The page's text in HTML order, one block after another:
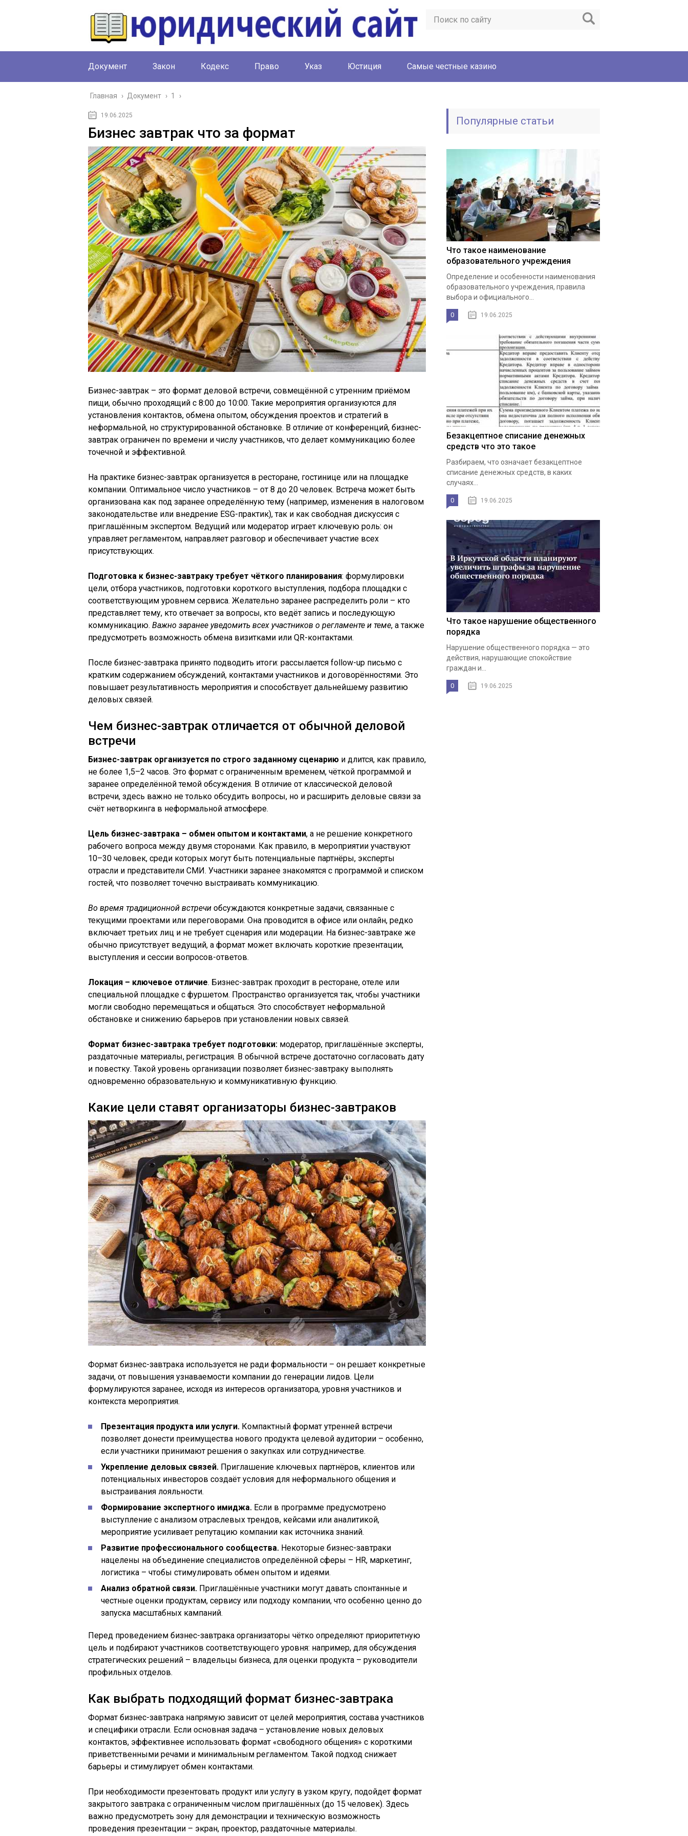
Документ Закон Кодекс Право Указ Юстиция Cамые честные казино
Главная › Документ › 1 ›
19.06.2025
Бизнес завтрак что за формат
Бизнес-завтрак – это формат деловой встречи, совмещённой с утренним приёмом
пищи, обычно проходящий с 8:00 до 10:00. Такие мероприятия организуются для
установления контактов, обмена опытом, обсуждения проектов и стратегий в
неформальной, но структурированной обстановке. В отличие от конференций, бизнес-
завтрак ограничен по времени и числу участников, что делает коммуникацию более
точечной и эффективной.
На практике бизнес-завтрак организуется в ресторане, гостинице или на площадке
компании. Оптимальное число участников – от 8 до 20 человек. Встреча может быть
организована как под заранее определённую тему (например, изменения в налоговом
законодательстве или внедрение ESG-практик), так и как свободная дискуссия с
приглашённым экспертом. Ведущий или модератор играет ключевую роль: он
управляет регламентом, направляет разговор и обеспечивает участие всех
присутствующих.
Подготовка к бизнес-завтраку требует чёткого планирования: формулировки
цели, отбора участников, подготовки короткого выступления, подбора площадки с
соответствующим уровнем сервиса. Желательно заранее распределить роли – кто
представляет тему, кто отвечает за вопросы, кто ведёт запись и последующую
коммуникацию. Важно заранее уведомить всех участников о регламенте и теме, а также
предусмотреть возможность обмена визитками или QR-контактами.
После бизнес-завтрака принято подводить итоги: рассылается follow-up письмо с
кратким содержанием обсуждений, контактами участников и договорённостями. Это
повышает результативность мероприятия и способствует дальнейшему развитию
деловых связей.
Чем бизнес-завтрак отличается от обычной деловой
встречи
Бизнес-завтрак организуется по строго заданному сценарию и длится, как правило,
не более 1,5–2 часов. Это формат с ограниченным временем, чёткой программой и
заранее определённой темой обсуждения. В отличие от классической деловой
встречи, здесь важно не только обсудить вопросы, но и расширить деловые связи за
счёт нетворкинга в неформальной атмосфере.
Цель бизнес-завтрака – обмен опытом и контактами, а не решение конкретного
рабочего вопроса между двумя сторонами. Как правило, в мероприятии участвуют
10–30 человек, среди которых могут быть потенциальные партнёры, эксперты
отрасли и представители СМИ. Участники заранее знакомятся с программой и списком
гостей, что позволяет точечно выстраивать коммуникацию.
Во время традиционной встречи обсуждаются конкретные задачи, связанные с
текущими проектами или переговорами. Она проводится в офисе или онлайн, редко
включает третьих лиц и не требует сценария или модерации. На бизнес-завтраке же
обычно присутствует ведущий, а формат может включать короткие презентации,
выступления и сессии вопросов-ответов.
Локация – ключевое отличие. Бизнес-завтрак проходит в ресторане, отеле или
специальной площадке с фуршетом. Пространство организуется так, чтобы участники
могли свободно перемещаться и общаться. Это способствует неформальной
обстановке и снижению барьеров при установлении новых связей.
Формат бизнес-завтрака требует подготовки: модератор, приглашённые эксперты,
раздаточные материалы, регистрация. В обычной встрече достаточно согласовать дату
и повестку. Такой уровень организации позволяет бизнес-завтраку выполнять
одновременно образовательную и коммуникативную функцию.
Какие цели ставят организаторы бизнес-завтраков
Формат бизнес-завтрака используется не ради формальности – он решает конкретные
задачи, от повышения узнаваемости компании до генерации лидов. Цели
формулируются заранее, исходя из интересов организатора, уровня участников и
контекста мероприятия.
Презентация продукта или услуги. Компактный формат утренней встречи
позволяет донести преимущества нового продукта целевой аудитории – особенно,
если участники принимают решения о закупках или сотрудничестве.
Укрепление деловых связей. Приглашение ключевых партнёров, клиентов или
потенциальных инвесторов создаёт условия для неформального общения и
выстраивания лояльности.
Формирование экспертного имиджа. Если в программе предусмотрено
выступление с анализом отраслевых трендов, кейсами или аналитикой,
мероприятие усиливает репутацию компании как источника знаний.
Развитие профессионального сообщества. Некоторые бизнес-завтраки
нацелены на объединение специалистов определённой сферы – HR, маркетинг,
логистика – чтобы стимулировать обмен опытом и идеями.
Анализ обратной связи. Приглашённые участники могут давать спонтанные и
честные оценки продуктам, сервису или подходу компании, что особенно ценно до
запуска масштабных кампаний.
Перед проведением бизнес-завтрака организаторы чётко определяют приоритетную
цель и подбирают участников соответствующего уровня: например, для обсуждения
стратегических решений – владельцы бизнеса, для оценки продукта – руководители
профильных отделов.
Как выбрать подходящий формат бизнес-завтрака
Формат бизнес-завтрака напрямую зависит от целей мероприятия, состава участников
и специфики отрасли. Если основная задача – установление новых деловых
контактов, эффективнее использовать формат «свободного общения» с короткими
приветственными речами и минимальным регламентом. Такой подход снижает
барьеры и стимулирует обмен контактами.
При необходимости презентовать продукт или услугу в узком кругу, подойдет формат
закрытого завтрака с ограниченным числом приглашённых (до 15 человек). Здесь
важно предусмотреть зону для демонстрации и техническую возможность
проведения презентации – экран, проектор, раздаточные материалы.
Популярные статьи
Что такое наименование
образовательного учреждения
Определение и особенности наименования
образовательного учреждения, правила
выбора и официального...
0 19.06.2025
Безакцептное списание денежных
средств что это такое
Разбираем, что означает безакцептное
списание денежных средств, в каких
случаях...
0 19.06.2025
Что такое нарушение общественного
порядка
Нарушение общественного порядка — это
действия, нарушающие спокойствие
граждан и...
0 19.06.2025